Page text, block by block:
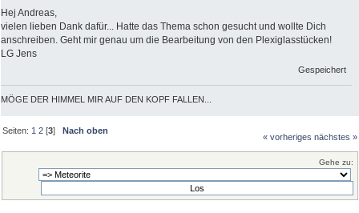
Hej Andreas,
vielen lieben Dank dafür... Hatte das Thema schon gesucht und wollte Dich
anschreiben. Geht mir genau um die Bearbeitung von den Plexiglasstücken!
LG Jens
Gespeichert
MÖGE DER HIMMEL MIR AUF DEN KOPF FALLEN...
Seiten: 1 2 [3]Nach oben
« vorheriges nächstes »
Gehe zu: